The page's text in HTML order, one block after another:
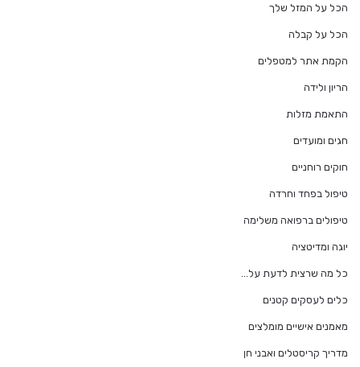
הכל על המזל שלך
הכל על קבלה
הקמת אתר למטפלים
הריון ולידה
התאמת מזלות
חגים ומועדים
חוקים רוחניים
טיפול בפחד וחרדה
טיפולים ברפואה משלימה
יוגה ומדיטציה
כל מה שרצית לדעת על…
כלים לעסקים קטנים
מאמנים אישיים מומלצים
מדריך קריסטלים ואבני חן